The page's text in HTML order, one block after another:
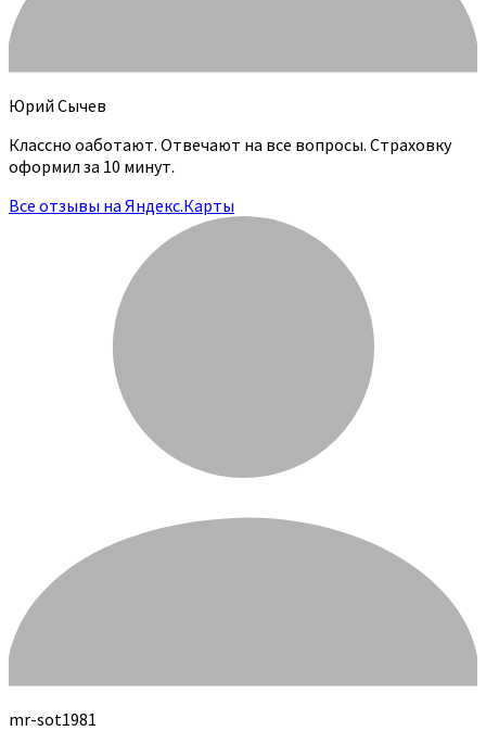
Юрий Сычев
Классно оаботают. Отвечают на все вопросы. Страховку
оформил за 10 минут.
Все отзывы на Яндекс.Карты
mr-sot1981